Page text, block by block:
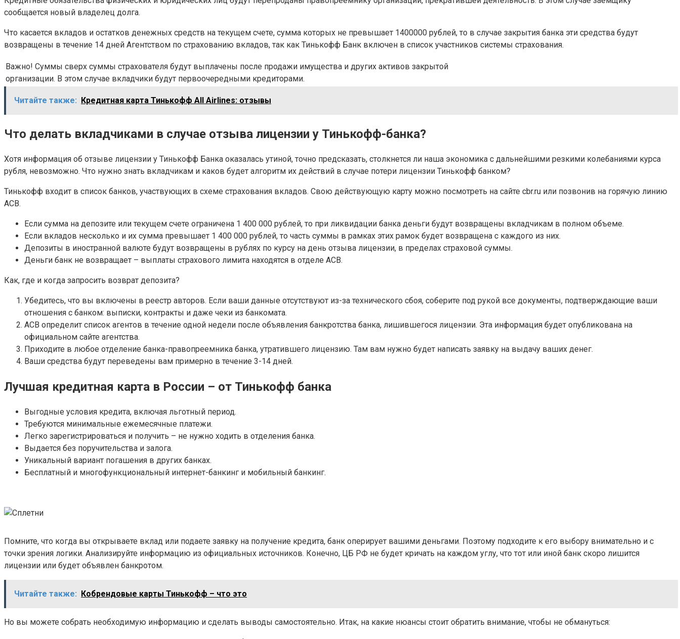
сообщается новый владелец долга.
Что касается вкладов и остатков денежных средств на текущем счете, сумма которых не превышает 1400000 рублей, то в случае закрытия банка эти средства будут
возвращены в течение 14 дней Агентством по страхованию вкладов, так как Тинькофф Банк включен в список участников системы страхования.
Важно! Суммы сверх суммы страхователя будут выплачены после продажи имущества и других активов закрытой
организации. В этом случае вкладчики будут первоочередными кредиторами.
Читайте также: Кредитная карта Тинькофф All Airlines: отзывы
Что делать вкладчиками в случае отзыва лицензии у Тинькофф-банка?
Хотя информация об отзыве лицензии у Тинькофф Банка оказалась утиной, точно предсказать, столкнется ли наша экономика с дальнейшими резкими колебаниями курса
рубля, невозможно. Что нужно знать вкладчикам и каков будет алгоритм их действий в случае потери лицензии Тинькофф банком?
Тинькофф входит в список банков, участвующих в схеме страхования вкладов. Свою действующую карту можно посмотреть на сайте cbr.ru или позвонив на горячую линию
АСВ.
Если сумма на депозите или текущем счете ограничена 1 400 000 рублей, то при ликвидации банка деньги будут возвращены вкладчикам в полном объеме.
Если вкладов несколько и их сумма превышает 1 400 000 рублей, то часть суммы в рамках этих рамок будет возвращена с каждого из них.
Депозиты в иностранной валюте будут возвращены в рублях по курсу на день отзыва лицензии, в пределах страховой суммы.
Деньги банк не возвращает – выплаты страхового лимита находятся в отделе АСВ.
Как, где и когда запросить возврат депозита?
Убедитесь, что вы включены в реестр авторов. Если ваши данные отсутствуют из-за технического сбоя, соберите под рукой все документы, подтверждающие ваши
отношения с банком: выписки, контракты и даже чеки из банкомата.
АСВ определит список агентов в течение одной недели после объявления банкротства банка, лишившегося лицензии. Эта информация будет опубликована на
официальном сайте агентства.
Приходите в любое отделение банка-правопреемника банка, утратившего лицензию. Там вам нужно будет написать заявку на выдачу ваших денег.
Ваши средства будут переведены вам примерно в течение 3-14 дней.
Лучшая кредитная карта в России – от Тинькофф банка
Выгодные условия кредита, включая льготный период.
Требуются минимальные ежемесячные платежи.
Легко зарегистрироваться и получить – не нужно ходить в отделения банка.
Выдается без поручительства и залога.
Уникальный вариант погашения в других банках.
Бесплатный и многофункциональный интернет-банкинг и мобильный банкинг.
Помните, что когда вы открываете вклад или подаете заявку на получение кредита, банк оперирует вашими деньгами. Поэтому подходите к его выбору внимательно и с
точки зрения логики. Анализируйте информацию из официальных источников. Конечно, ЦБ РФ не будет кричать на каждом углу, что тот или иной банк скоро лишится
лицензии или будет объявлен банкротом.
Читайте также: Кобрендовые карты Тинькофф – что это
Но вы можете собрать необходимую информацию и сделать выводы самостоятельно. Итак, на какие нюансы стоит обратить внимание, чтобы не обмануться: